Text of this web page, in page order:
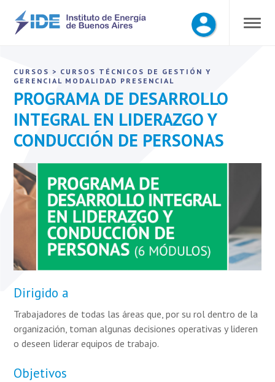
CURSOS > CURSOS TÉCNICOS DE GESTIÓN Y
GERENCIAL MODALIDAD PRESENCIAL
PROGRAMA DE DESARROLLO
INTEGRAL EN LIDERAZGO Y
CONDUCCIÓN DE PERSONAS
Dirigido a
Trabajadores de todas las áreas que, por su rol dentro de la
organización, toman algunas decisiones operativas y lideren
o deseen liderar equipos de trabajo.
Objetivos